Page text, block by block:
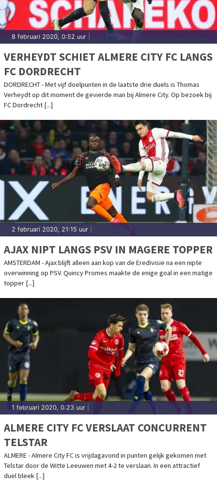
8 februari 2020, 0:52 uur
VERHEYDT SCHIET ALMERE CITY FC LANGS
FC DORDRECHT
DORDRECHT - Met vijf doelpunten in de laatste drie duels is Thomas
Verheydt op dit moment de gevierde man bij Almere City. Op bezoek bij
FC Dordrecht [...]
2 februari 2020, 21:15 uur
AJAX NIPT LANGS PSV IN MAGERE TOPPER
AMSTERDAM - Ajax blijft alleen aan kop van de Eredivisie na een nipte
overwinning op PSV. Quincy Promes maakte de enige goal in een matige
topper [...]
1 februari 2020, 0:23 uur
ALMERE CITY FC VERSLAAT CONCURRENT
TELSTAR
ALMERE - Almere City FC is vrijdagavond in punten gelijk gekomen met
Telstar door de Witte Leeuwen met 4-2 te verslaan. In een attractief
duel bleek [...]